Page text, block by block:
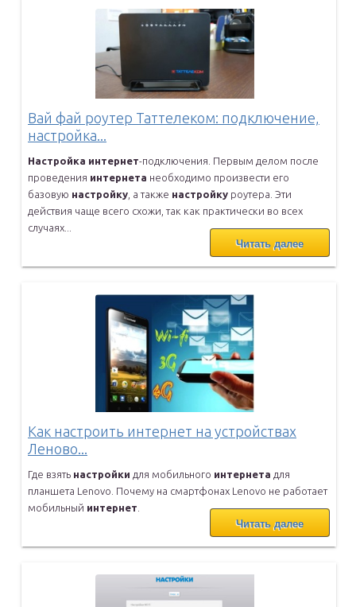
Вай фай роутер Таттелеком: подключение,
настройка...
Настройка интернет-подключения. Первым делом после
проведения интернета необходимо произвести его
базовую настройку , а также настройку роутера. Эти
действия чаще всего схожи, так как практически во всех
случаях...
Читать далее
Как настроить интернет на устройствах
Леново...
Где взять настройки для мобильного интернета для
планшета Lenovo. Почему на смартфонах Lenovo не работает
мобильный интернет
Читать далее